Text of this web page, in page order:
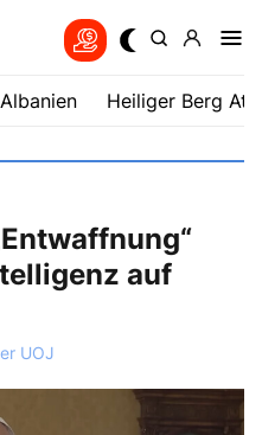
Albanien Heiliger Berg
auf
UOJ